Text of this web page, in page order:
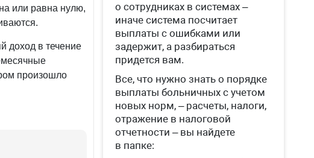
или равна нулю,
доход в течение
произошло
о сотрудниках в системах –
иначе система посчитает
выплаты с ошибками или
задержит, а разбираться
придется вам.
Все, что нужно знать о порядке
выплаты больничных с учетом
новых норм, – расчеты, налоги,
отражение в налоговой
отчетности – вы найдете
в папке: